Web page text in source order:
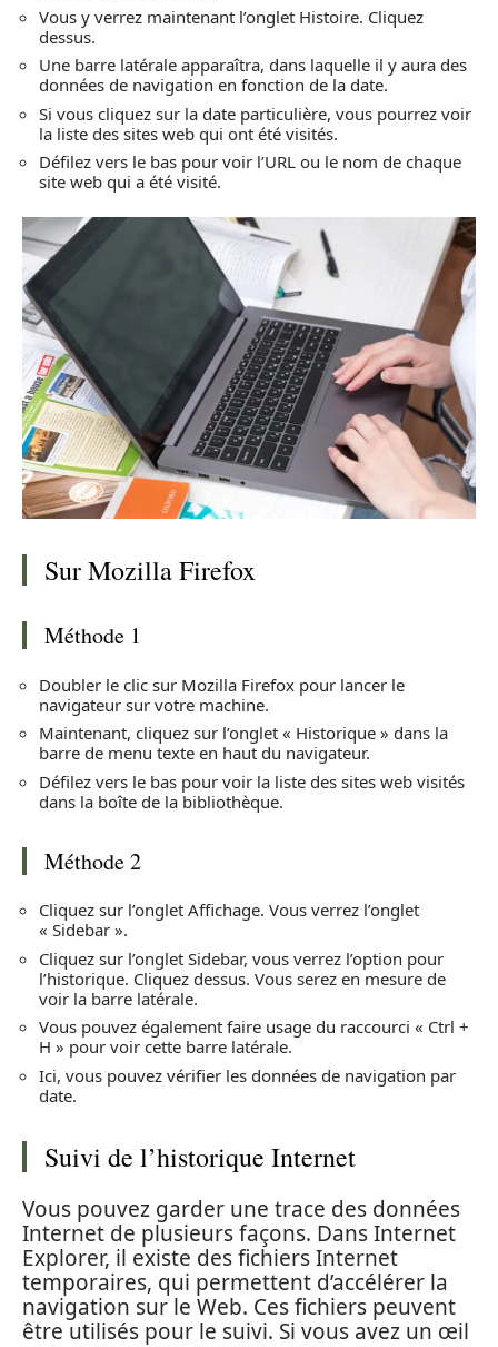
Vous y verrez maintenant l’onglet Histoire. Cliquez
dessus.
Une barre latérale apparaîtra, dans laquelle il y aura des
données de navigation en fonction de la date.
Si vous cliquez sur la date particulière, vous pourrez voir
la liste des sites web qui ont été visités.
Défilez vers le bas pour voir l’URL ou le nom de chaque
site web qui a été visité.
Sur Mozilla Firefox
Méthode 1
Doubler le clic sur Mozilla Firefox pour lancer le
navigateur sur votre machine.
Maintenant, cliquez sur l’onglet « Historique » dans la
barre de menu texte en haut du navigateur.
Défilez vers le bas pour voir la liste des sites web visités
dans la boîte de la bibliothèque.
Méthode 2
Cliquez sur l’onglet Affichage. Vous verrez l’onglet
« Sidebar ».
Cliquez sur l’onglet Sidebar, vous verrez l’option pour
l’historique. Cliquez dessus. Vous serez en mesure de
voir la barre latérale.
Vous pouvez également faire usage du raccourci « Ctrl +
H » pour voir cette barre latérale.
Ici, vous pouvez vérifier les données de navigation par
date.
Suivi de l’historique Internet
Vous pouvez garder une trace des données
Internet de plusieurs façons. Dans Internet
Explorer, il existe des fichiers Internet
temporaires, qui permettent d’accélérer la
navigation sur le Web. Ces fichiers peuvent
être utilisés pour le suivi. Si vous avez un œil